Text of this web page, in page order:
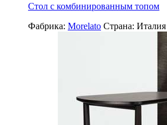
Стол с комбинированным топом
Фабрика: Morelato Страна: Италия